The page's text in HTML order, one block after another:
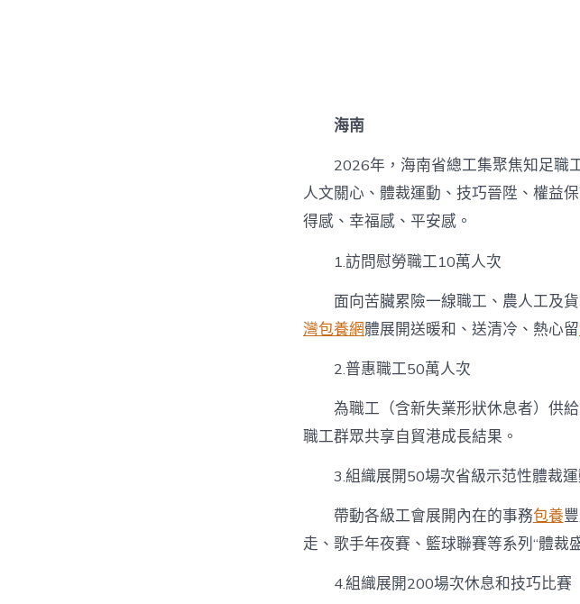
海南
2026年，海南省總工集聚焦知足職
人文關心、體裁運動、技巧晉陞、權益
得感、幸福感、平安感。
1.訪問慰勞職工10萬人次
面向苦臟累險一線職工、農人工及
灣包養網體展開送暖和、送清冷、熱心留
2.普惠職工50萬人次
為職工（含新失業形狀休息者）供
職工群眾共享自貿港成長結果。
3.組織展開50場次省級示范性體裁
帶動各級工會展開內在的事務包養
走、歌手年夜賽、籃球聯賽等系列“體裁
4.組織展開200場次休息和技巧比賽